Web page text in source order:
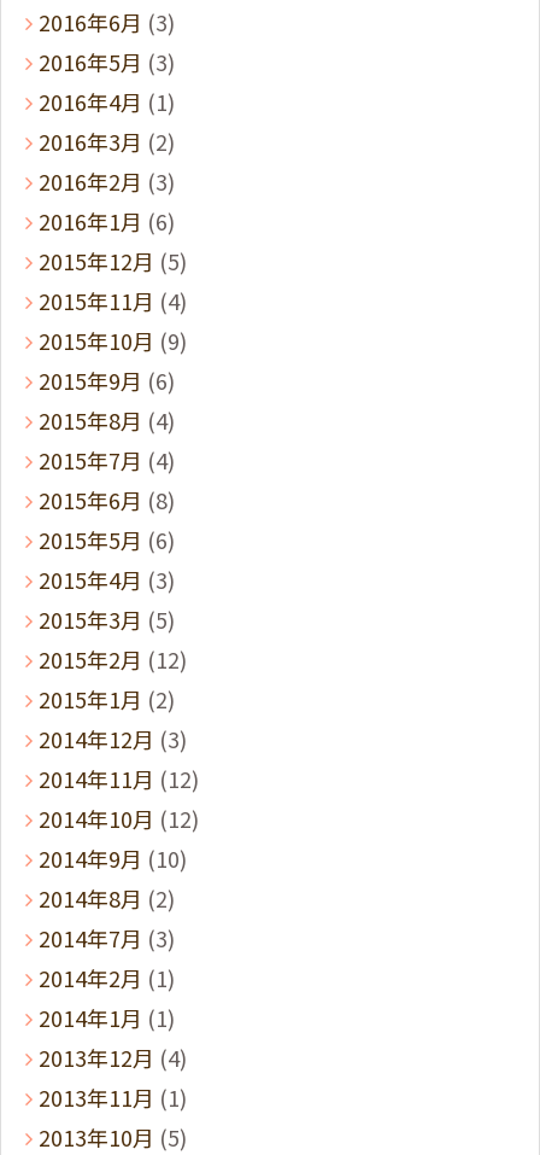
2016年6月 (3)
2016年5月 (3)
2016年4月 (1)
2016年3月 (2)
2016年2月 (3)
2016年1月 (6)
2015年12月 (5)
2015年11月 (4)
2015年10月 (9)
2015年9月 (6)
2015年8月 (4)
2015年7月 (4)
2015年6月 (8)
2015年5月 (6)
2015年4月 (3)
2015年3月 (5)
2015年2月 (12)
2015年1月 (2)
2014年12月 (3)
2014年11月 (12)
2014年10月 (12)
2014年9月 (10)
2014年8月 (2)
2014年7月 (3)
2014年2月 (1)
2014年1月 (1)
2013年12月 (4)
2013年11月 (1)
2013年10月 (5)